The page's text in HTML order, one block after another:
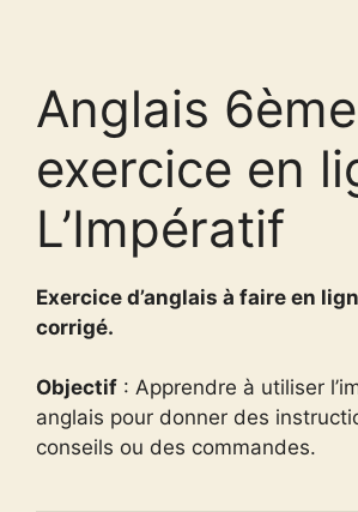
Anglais 6ème
exercice en
L’Impératif
Exercice d’anglais à faire en
corrigé.
Objectif : Apprendre à utiliser
anglais pour donner des
conseils ou des commandes.